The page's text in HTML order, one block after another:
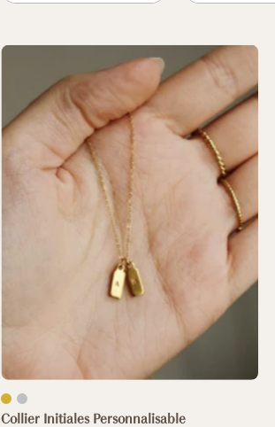
Collier
Initiales
Personnalisable
Collier Initiales Personnalisable